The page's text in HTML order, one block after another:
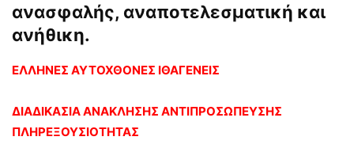
ανασφαλής, αναποτελεσματική και
ανήθικη.
ΕΛΛΗΝΕΣ ΑΥΤΟΧΘΟΝΕΣ ΙΘΑΓΕΝΕΙΣ
ΔΙΑΔΙΚΑΣΙΑ ΑΝΑΚΛΗΣΗΣ ΑΝΤΙΠΡΟΣΩΠΕΥΣΗΣ
ΠΛΗΡΕΞΟΥΣΙΟΤΗΤΑΣ